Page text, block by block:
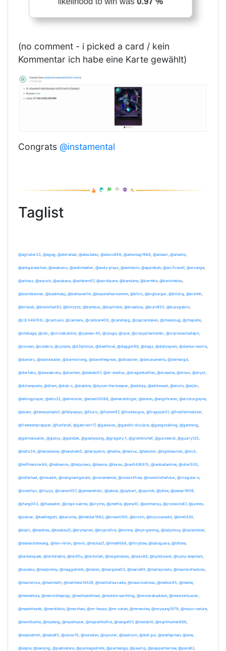
(no comment - i picked a card / kein
Kommentar ich habe eine Karte gewählt)
Congrats @instamental
Taglist
@agitator33, @agog, @aldrahad, @alex2alex, @alexis666, @alexmag1988, @amaari, @amaillo,
@amigareaction, @anabasis, @andimoeller, @andy-plays, @animocin, @applekah, @arc7icwolf, @arcange,
@arkasz, @arpuch, @asakasa, @ashborn07, @asrullpare, @bandano, @barmbo, @batistebou,
@bechibenner, @beelmukjj, @belhaven14, @beyondhorizonmm, @bfciv, @bigbarger, @bilidrg, @bishhh,
@bitandi, @blackfoot92, @blitzzzz, @bombus, @boylindol, @braaiboy, @burn950, @buzzgoblin,
@c3r34lk1ll3r, @cactusin, @caimanx, @caliban400, @candnpg, @captainloken, @chaosbug, @chapelle,
@chokage, @cibi, @circlebubble, @cjames-40, @cjlugo, @cpol, @crazyphantombr, @criptosectadepit,
@csvoon, @culebro, @cynano, @d3lphinus, @daethical, @dagger88, @dagz, @dailyspam, @damus-nostra,
@daniarc, @danideuder, @darmstrong, @davethegreat, @dbooster, @decasamerlo, @deimargd,
@derfabs, @dewabrata, @diochen, @dokebi01, @dr-doofus, @dragonballfan, @dreasha, @droxx, @dryst,
@dstampede, @dtam, @dub-c, @dubble, @dyson-the-booper, @eddqq, @eddwood, @eiiviin, @eijibr,
@elkingplayer, @ellis23, @elminster, @eman13088, @emeraldtiger, @emion, @engilhramn, @ericburgoyne,
@evanr, @famoushade1, @felipejoys, @filuris, @flummi97, @fnvdesigns, @fragozar01, @fredfettmeister,
@freedomprepper, @funferall, @gabrielrr17, @galaxios, @gandhi-disciple, @gangstalking, @genming,
@germansailor, @gessy, @gondek, @goonyoung, @gregory-f, @gremlinchef, @gurseerat, @guurry123,
@hafiz34, @haizelanne, @handtalk5, @harayatim, @hatke, @henruc, @henster, @highhaschdi, @hiv3,
@hoffmeister84, @hollowins, @holycowz, @hoosie, @hurax, @ian0426915, @ianballantine, @idmr500,
@imfarhad, @imsadik, @indignantgerald, @instamental, @invest4free, @investinthefutur, @irregular-n,
@isnochys, @itzyyy, @ivanov007, @jaimenetsbr, @jakkal, @jaybart, @jaystoh, @jdike, @jeanpi1908,
@jfang003, @jhuleader, @jingo-submo, @jirycho, @jmehta, @jona10, @jonimarqu, @jrcolasito67, @junnos,
@jxalvar, @kaeltegott, @karizma, @kheldar1982, @kinashi100, @kirstin, @kisscsanadd, @klm0420,
@kojiri, @koodies, @koukou21, @krympton, @kryptofire, @kvinna, @kyo-gaming, @ladymisa, @laziestever,
@leonardohwang, @levi-miron, @levih, @liecka21, @limo6688, @litrydow, @loboguara, @lofone,
@lordanquek, @lorddiablo, @lordflu, @lordshah, @losgemanos, @louis88, @luckbound, @lucky-elephant,
@luizeba, @madjimmy, @maggotmilk, @manni, @margone03, @mario89, @marleyroots, @masterofwolves,
@mastersco, @matimath, @matthew14429, @mattlafourcade, @mauriciolimax, @melkor85, @meme,
@memehida, @mervinthepogi, @methodofmad, @middle-earthling, @misterabaddon, @monsterbuster,
@moonthumb, @mordikkio, @morzhan, @mr-house, @mr-satan, @mrnestea, @mryoung1979, @music-nature,
@mxm0unite, @myeong, @myothuzar, @mypathtofire, @nangel01, @nietokilll, @nighthunter666,
@noejnolimit, @noko85, @novax15, @nurodan, @nysster, @oadissin, @olaf.gui, @onefapman, @onw,
@oople, @ownjing, @pablodare, @packagedmilk, @parmengo, @paulriq, @pepperharrow, @pero82,